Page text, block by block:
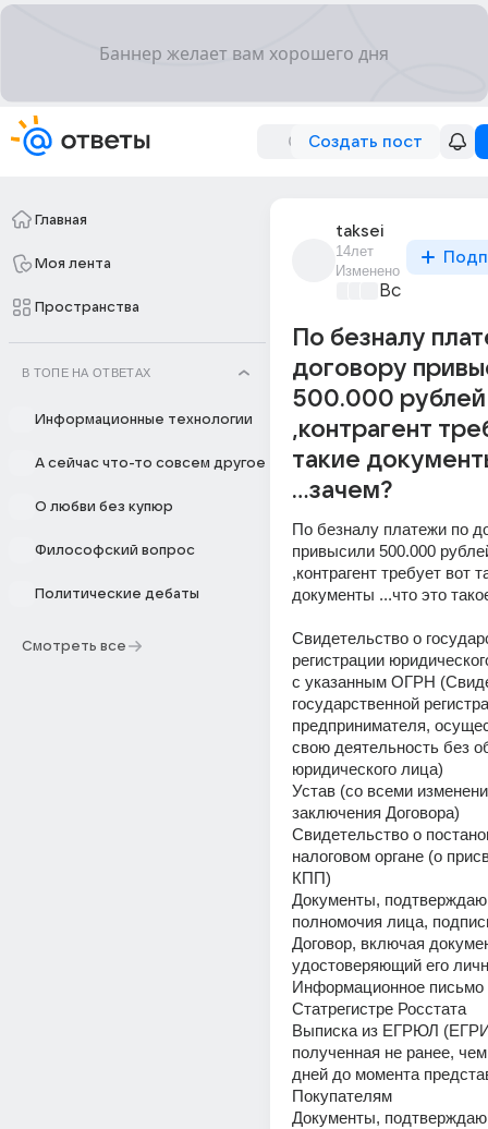
Создать пост
Главная
Моя лента
Пространства
В ТОПЕ НА ОТВЕТАХ
Информационные технологии
А сейчас что-то совсем другое
О любви без купюр
Философский вопрос
Политические дебаты
Смотреть все
taksei
14лет
Изменено
Все про
По безналу
договору
500.000 рублей
,контрагент
такие
...зачем?
По безналу платежи по
привысили 500.000
,контрагент требует вот
документы ...что это
Свидетельство о
регистрации
с указанным ОГРН
государственной
предпринимателя,
свою деятельность без
юридического лица)
Устав (со всеми
заключения Договора)
Свидетельство о
налоговом органе (о
КПП)
Документы,
полномочия лица,
Договор, включая
удостоверяющий его
Информационное письмо
Статрегистре Росстата
Выписка из ЕГРЮЛ
полученная не ранее,
дней до момента
Покупателям
Документы,